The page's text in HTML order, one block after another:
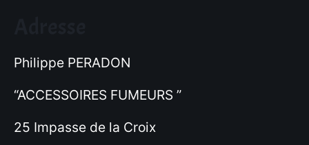
Philippe PERADON
“ACCESSOIRES FUMEURS ”
25 Impasse de la Croix